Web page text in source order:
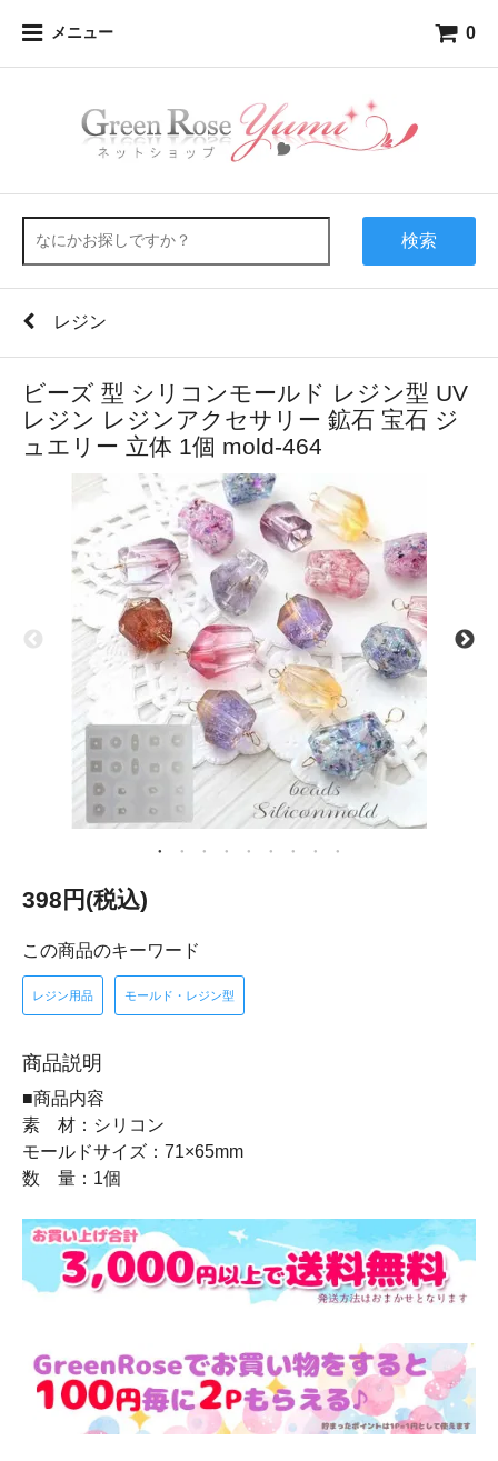
メニュー 0
検索
レジン
ビーズ 型 シリコンモールド レジン型 UV
レジン レジンアクセサリー 鉱石 宝石 ジ
ュエリー 立体 1個 mold-464
398円(税込)
この商品のキーワード
レジン用品 モールド・レジン型
商品説明
■商品内容
素 材：シリコン
モールドサイズ：71×65mm
数 量：1個